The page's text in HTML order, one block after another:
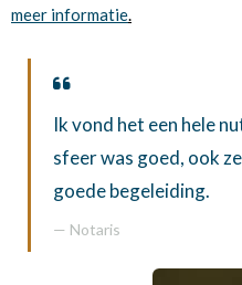
meer informatie.
Ik vond het een hele
sfeer was goed, ook
goede begeleiding.
Notaris